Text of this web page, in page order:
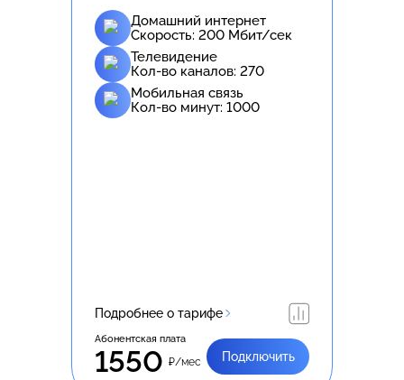
Домашний интернет
Скорость: 200 Мбит/сек
Телевидение
Кол-во каналов: 270
Мобильная связь
Кол-во минут: 1000
Подробнее о тарифе
Абонентская плата
1550 ₽/мес Подключить